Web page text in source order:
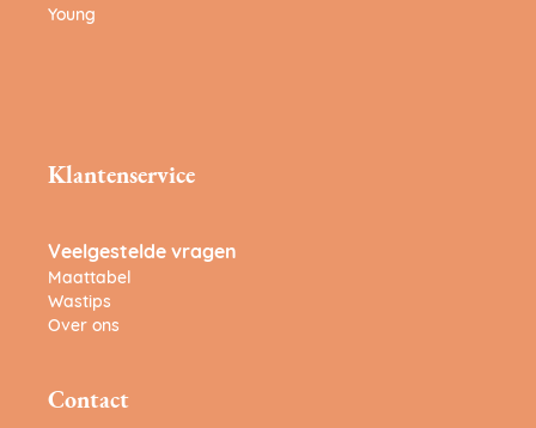
Young
Klantenservice
Veelgestelde vragen
Maattabel
Wastips
Over ons
Contact